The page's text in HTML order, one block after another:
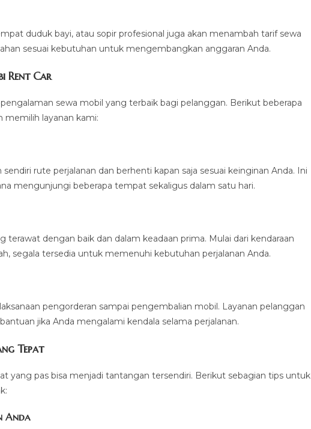
duduk bayi, atau sopir profesional juga akan menambah tarif sewa
sesuai kebutuhan untuk mengembangkan anggaran Anda.
Rent Car
sewa mobil yang terbaik bagi pelanggan. Berikut beberapa
memilih layanan kami:
rute perjalanan dan berhenti kapan saja sesuai keinginan Anda. Ini
mengunjungi beberapa tempat sekaligus dalam satu hari.
terawat dengan baik dan dalam keadaan prima. Mulai dari kendaraan
segala tersedia untuk memenuhi kebutuhan perjalanan Anda.
pengorderan sampai pengembalian mobil. Layanan pelanggan
jika Anda mengalami kendala selama perjalanan.
Tepat
yang pas bisa menjadi tantangan tersendiri. Berikut sebagian tips untuk
Anda